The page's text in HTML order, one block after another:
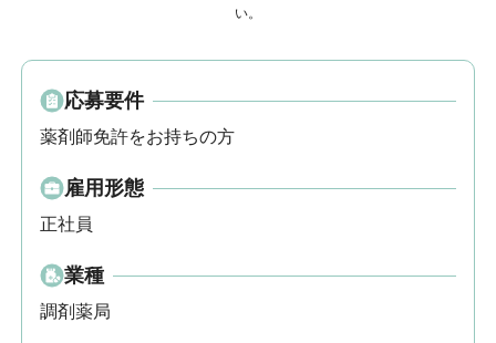
い。
応募要件
薬剤師免許をお持ちの方
雇用形態
正社員
業種
調剤薬局